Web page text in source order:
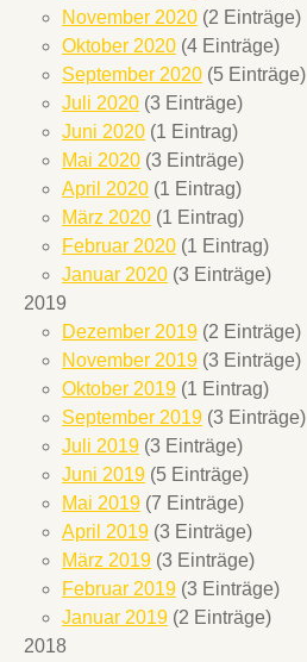
November 2020 (2 Einträge)
Oktober 2020 (4 Einträge)
September 2020 (5 Einträge)
Juli 2020 (3 Einträge)
Juni 2020 (1 Eintrag)
Mai 2020 (3 Einträge)
April 2020 (1 Eintrag)
März 2020 (1 Eintrag)
Februar 2020 (1 Eintrag)
Januar 2020 (3 Einträge)
2019
Dezember 2019 (2 Einträge)
November 2019 (3 Einträge)
Oktober 2019 (1 Eintrag)
September 2019 (3 Einträge)
Juli 2019 (3 Einträge)
Juni 2019 (5 Einträge)
Mai 2019 (7 Einträge)
April 2019 (3 Einträge)
März 2019 (3 Einträge)
Februar 2019 (3 Einträge)
Januar 2019 (2 Einträge)
2018